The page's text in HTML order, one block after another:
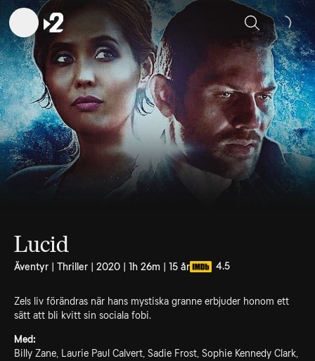
Sök
Lucid
Äventyr | Thriller | 2020 | 1h 26m | 15 år 4.5
Zels liv förändras när hans mystiska granne erbjuder honom ett
sätt att bli kvitt sin sociala fobi.
Med:
Billy Zane, Laurie Paul Calvert, Sadie Frost, Sophie Kennedy Clark,